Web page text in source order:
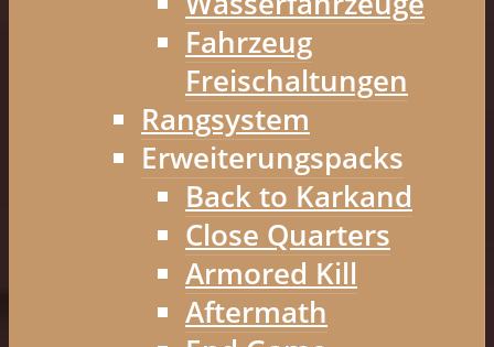
Fahrzeug
Freischaltungen
Rangsystem
Erweiterungspacks
Back to Karkand
Close Quarters
Armored Kill
Aftermath